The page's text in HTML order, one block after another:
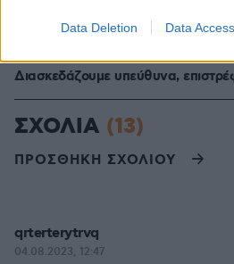
Data Deletion Data Access
Διασκεδάζουμε υπεύθυνα,
ΣΧΟΛΙΑ (13)
ΠΡΟΣΘΗΚΗ ΣΧΟΛΙΟΥ
qrterterytrvq
04.08.2023, 12:47